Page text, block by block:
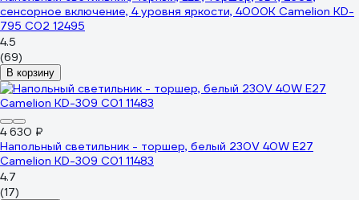
сенсорное включение, 4 уровня яркости, 4000К Camelion KD-
795 C02 12495
4.5
(69)
В корзину
4 630 ₽
Напольный светильник - торшер, белый 230V 40W E27
Camelion KD-309 C01 11483
4.7
(17)